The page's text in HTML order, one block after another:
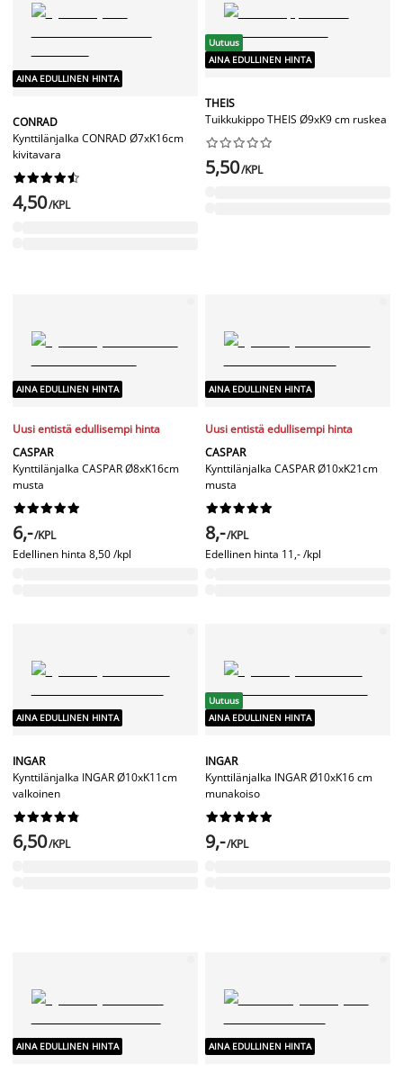
AINA EDULLINEN HINTA
CONRAD
Kynttilänjalka CONRAD Ø7xK16cm
kivitavara






4,50/KPL
Uutuus
AINA EDULLINEN HINTA
THEIS
Tuikkukippo THEIS Ø9xK9 cm ruskea






5,50/KPL
AINA EDULLINEN HINTA
Uusi entistä edullisempi hinta
CASPAR
Kynttilänjalka CASPAR Ø8xK16cm
musta






6,-/KPL
Edellinen hinta 8,50 /kpl
AINA EDULLINEN HINTA
Uusi entistä edullisempi hinta
CASPAR
Kynttilänjalka CASPAR Ø10xK21cm
musta






8,-/KPL
Edellinen hinta 11,- /kpl
AINA EDULLINEN HINTA
INGAR
Kynttilänjalka INGAR Ø10xK11cm
valkoinen






6,50/KPL
Uutuus
AINA EDULLINEN HINTA
INGAR
Kynttilänjalka INGAR Ø10xK16 cm
munakoiso






9,-/KPL
AINA EDULLINEN HINTA AINA EDULLINEN HINTA